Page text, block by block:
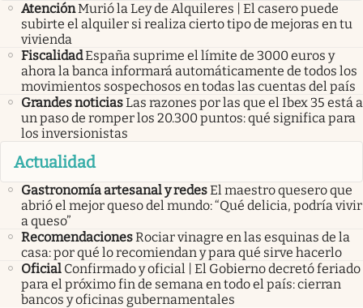
AtenciónMurió la Ley de Alquileres | El casero puede
subirte el alquiler si realiza cierto tipo de mejoras en tu
vivienda
FiscalidadEspaña suprime el límite de 3000 euros y
ahora la banca informará automáticamente de todos los
movimientos sospechosos en todas las cuentas del país
Grandes noticiasLas razones por las que el Ibex 35 está a
un paso de romper los 20.300 puntos: qué significa para
los inversionistas
Actualidad
Gastronomía artesanal y redesEl maestro quesero que
abrió el mejor queso del mundo: “Qué delicia, podría vivir
a queso”
RecomendacionesRociar vinagre en las esquinas de la
casa: por qué lo recomiendan y para qué sirve hacerlo
Oficial Confirmado y oficial | El Gobierno decretó feriado
para el próximo fin de semana en todo el país: cierran
bancos y oficinas gubernamentales